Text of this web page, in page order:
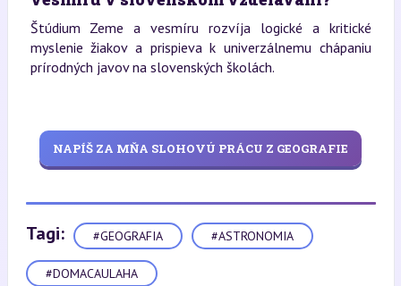
Štúdium Zeme a vesmíru rozvíja logické a kritické
myslenie žiakov a prispieva k univerzálnemu chápaniu
prírodných javov na slovenských školách.
NAPÍŠ ZA MŇA SLOHOVÚ PRÁCU Z GEOGRAFIE
Tagi: #GEOGRAFIA #ASTRONOMIA
#DOMACAULAHA